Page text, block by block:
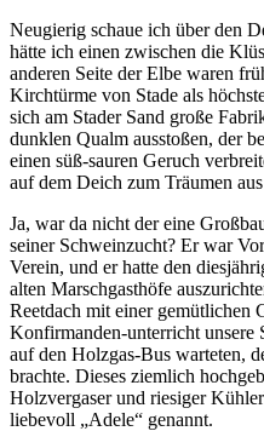
Neugierig schaue ich über den
hätte ich einen zwischen die
anderen Seite der Elbe waren
Kirchtürme von Stade als
sich am Stader Sand große
dunklen Qualm ausstoßen, der
einen süß-sauren Geruch
auf dem Deich zum Träumen
Ja, war da nicht der eine
seiner Schweinzucht? Er war
Verein, und er hatte den
alten Marschgasthöfe
Reetdach mit einer gemütlichen
Konfirmanden-unterricht unsere
auf den Holzgas-Bus warteten,
brachte. Dieses ziemlich
Holzvergaser und riesiger
liebevoll
Adele
genannt.